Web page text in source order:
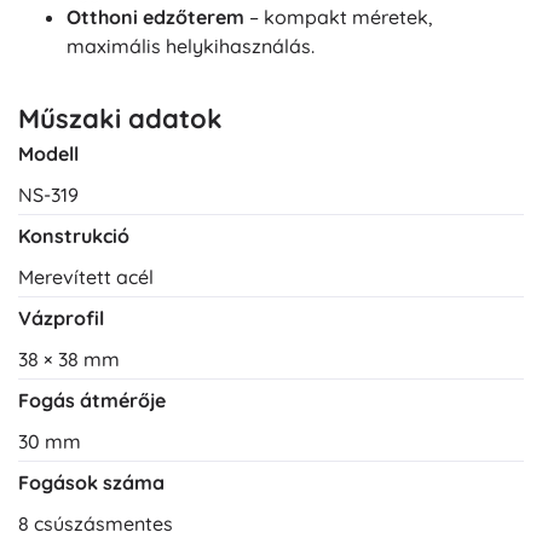
Otthoni edzőterem – kompakt méretek,
maximális helykihasználás.
Műszaki adatok
Modell
NS-319
Konstrukció
Merevített acél
Vázprofil
38 × 38 mm
Fogás átmérője
30 mm
Fogások száma
8 csúszásmentes